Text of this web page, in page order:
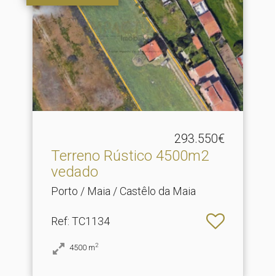
293.550€
Terreno Rústico 4500m2
vedado
Porto / Maia / Castêlo da Maia
Ref: TC1134
4500 m2